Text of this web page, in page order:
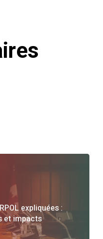
expliquées :
et impacts